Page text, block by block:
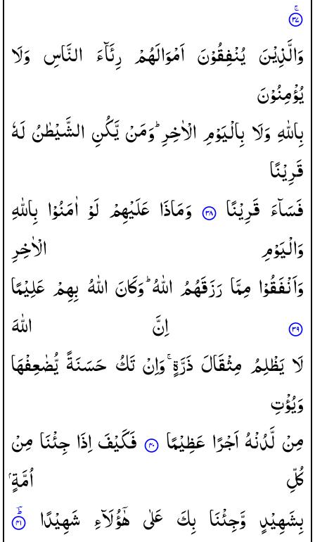
وَالَّذِیْنَ یُنْفِقُوْنَ اَمْوَالَهُمْ رِئَآءَ النَّاسِ وَلَا
یُؤْمِنُوْنَ
بِاللّٰهِوَلَابِالْیَوْمِالْاٰخِرِ ؕوَمَنْیَّكُنِالشَّیْطٰنُلَهٗ
قَرِیْنًا
فَسَآءَ قَرِیْنًا وَمَاذَا عَلَیْهِمْ لَوْ اٰمَنُوْا بِاللّٰهِ
وَالْیَوْمِ
الْاٰخِرِ
وَاَنْفَقُوْا مِمَّارَزَقَهُمُ اللّٰهُ ؕ وَكَانَاللّٰهُ بِهِمْ عَلِیْمًا
اِنَّ
اللّٰهَ
لَا یَظْلِمُ مِثْقَالَ ذَرَّةٍ ۚوَاِنْتَكُ حَسَنَةًیُّضٰعِفْهَا
وَیُؤْتِ
مِنْلَّدُنْهُاَجْرًاعَظِیْمًا فَكَیْفَاِذَاجِئْنَامِنْ
كُلِّ
اُمَّةٍ
بِشَهِیْدٍ وَّجِئْنَا بِكَ عَلٰی هٰۤؤُلَآءِ شَهِیْدًا